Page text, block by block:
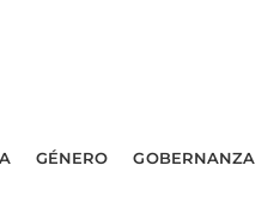
GÉNERO GOBERNANZA